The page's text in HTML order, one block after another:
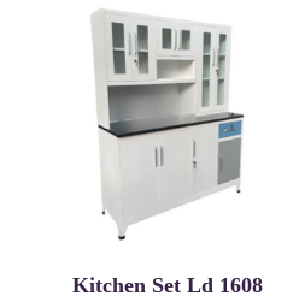
Kitchen Set Ld 1608